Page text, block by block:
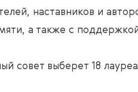
наставников и
а также с
совет выберет 18